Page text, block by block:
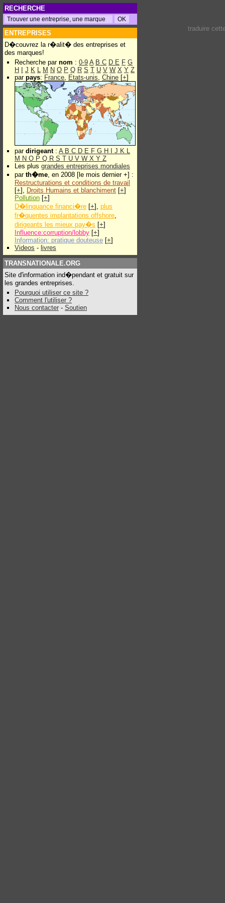
RECHERCHE
ENTREPRISES
D�couvrez la r�alit� des entreprises et
des marques!
Recherche par nom : 0-9 A B C D E F G
H
J K L M N O P Q R S T U V W X Y Z
par pays: France, Etats-unis, Chine [+]
par dirigeant: A B C D E F G H J K L
M N O P Q R S T U V W X Y Z
Les plus grandes entreprises mondiales
par th�me, en 2008 [le mois dernier +] :
Restructurations et conditions de travail
[+], Droits Humains et blanchiment [+]
Pollution [+]
D�linquance financi�re [+], plus
fr�quentes implantations offshore,
dirigeants les mieux pay�s [+]
Influence:corruption/lobby [+]
Information: pratique douteuse [+]
Videos - livres
TRANSNATIONALE.ORG
Site d'information ind�pendant et gratuit sur
les grandes entreprises.
Pourquoi utiliser ce site ?
Comment l'utiliser ?
Nous contacter - Soutien
traduire